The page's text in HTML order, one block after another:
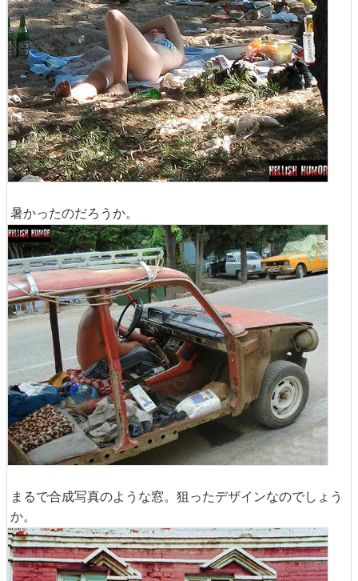
暑かったのだろうか。
まるで合成写真のような窓。狙ったデザインなのでしょう
か。